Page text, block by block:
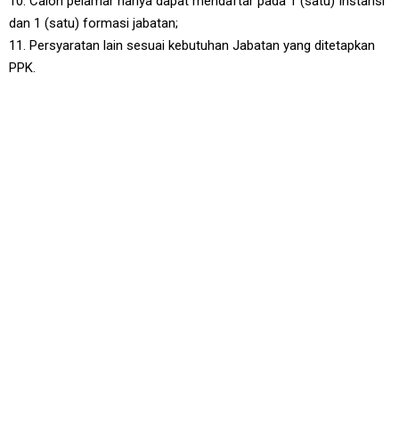
dan 1 (satu) formasi jabatan;
11. Persyaratan lain sesuai kebutuhan Jabatan yang ditetapkan
PPK.